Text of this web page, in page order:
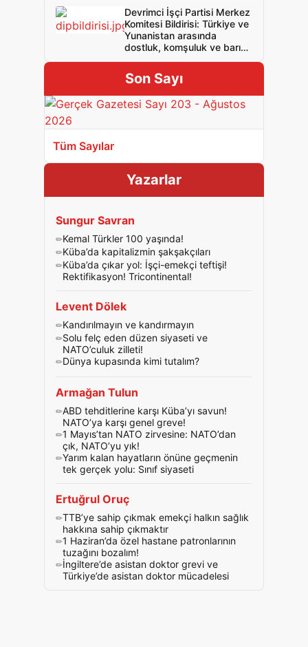
Türk Kıbrıslılar, bölünmeye,
işgale ve emperyalizme
karşı birleşin ve birlikte
mücadele edin! Bağımsız
Birleşik Sosyalist Kıbrıs!
Devrimci İşçi Partisi Merkez
Komitesi Bildirisi: Türkiye ve
Yunanistan arasında
dostluk, komşuluk ve barış
iktidarlara hayır!
Son Sayı
Tüm Sayılar
Yazarlar
Sungur Savran
Kemal Türkler 100 yaşında!
Küba’da kapitalizmin şakşakçıları
Küba’da çıkar yol: İşçi-emekçi teftişi!
Rektifikasyon! Tricontinental!
Levent Dölek
Kandırılmayın ve kandırmayın
Solu felç eden düzen siyaseti ve
NATO’culuk zilleti!
Dünya kupasında kimi tutalım?
Armağan Tulun
ABD tehditlerine karşı Küba’yı savun!
NATO’ya karşı genel greve!
1 Mayıs’tan NATO zirvesine: NATO’dan
çık, NATO’yu yık!
Yarım kalan hayatların önüne geçmenin
tek gerçek yolu: Sınıf siyaseti
Ertuğrul Oruç
TTB’ye sahip çıkmak emekçi halkın sağlık
hakkına sahip çıkmaktır
1 Haziran’da özel hastane patronlarının
tuzağını bozalım!
İngiltere’de asistan doktor grevi ve
Türkiye’de asistan doktor mücadelesi